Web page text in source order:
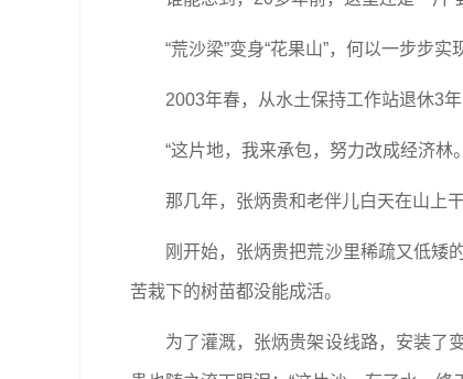
“荒沙梁”变身“花果山”，何以一步步实
2003年春，从水土保持工作站退休3
“这片地，我来承包，努力改成经济林
那几年，张炳贵和老伴儿白天在山上
刚开始，张炳贵把荒沙里稀疏又低矮
苦栽下的树苗都没能成活。
为了灌溉，张炳贵架设线路，安装了